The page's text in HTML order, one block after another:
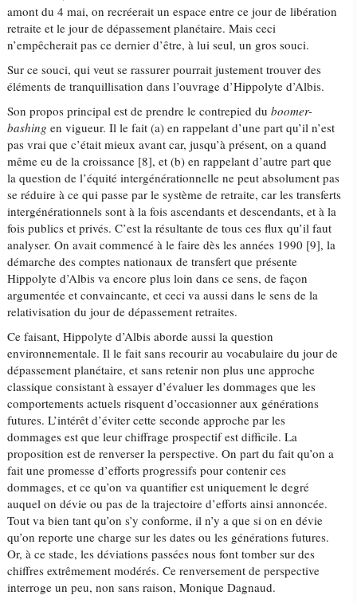
amont du 4 mai, on recréerait un espace entre ce jour de libération
retraite et le jour de dépassement planétaire. Mais ceci
n’empêcherait pas ce dernier d’être, à lui seul, un gros souci.
Sur ce souci, qui veut se rassurer pourrait justement trouver des
éléments de tranquillisation dans l’ouvrage d’Hippolyte d’Albis.
Son propos principal est de prendre le contrepied duboomer-
bashing en vigueur. Il le fait (a) en rappelant d’une part qu’il n’est
pas vrai que c’était mieux avant car, jusqu’à présent, on a quand
même eu de la croissance [8], et (b) en rappelant d’autre part que
la question de l’équité intergénérationnelle ne peut absolument pas
se réduire à ce qui passe par le système de retraite, car les transferts
intergénérationnels sont à la fois ascendants et descendants, et à la
fois publics et privés. C’est la résultante de tous ces flux qu’il faut
analyser. On avait commencé à le faire dès les années 1990 [9], la
démarche des comptes nationaux de transfert que présente
Hippolyte d’Albis va encore plus loin dans ce sens, de façon
argumentée et convaincante, et ceci va aussi dans le sens de la
relativisation du jour de dépassement retraites.
Ce faisant, Hippolyte d’Albis aborde aussi la question
environnementale. Il le fait sans recourir au vocabulaire du jour de
dépassement planétaire, et sans retenir non plus une approche
classique consistant à essayer d’évaluer les dommages que les
comportements actuels risquent d’occasionner aux générations
futures. L’intérêt d’éviter cette seconde approche par les
dommages est que leur chiffrage prospectif est difficile. La
proposition est de renverser la perspective. On part du fait qu’on a
fait une promesse d’efforts progressifs pour contenir ces
dommages, et ce qu’on va quantifier est uniquement le degré
auquel on dévie ou pas de la trajectoire d’efforts ainsi annoncée.
Tout va bien tant qu’on s’y conforme, il n’y a que si on en dévie
qu’on reporte une charge sur les dates ou les générations futures.
Or, à ce stade, les déviations passées nous font tomber sur des
chiffres extrêmement modérés. Ce renversement de perspective
interroge un peu, non sans raison, Monique Dagnaud.